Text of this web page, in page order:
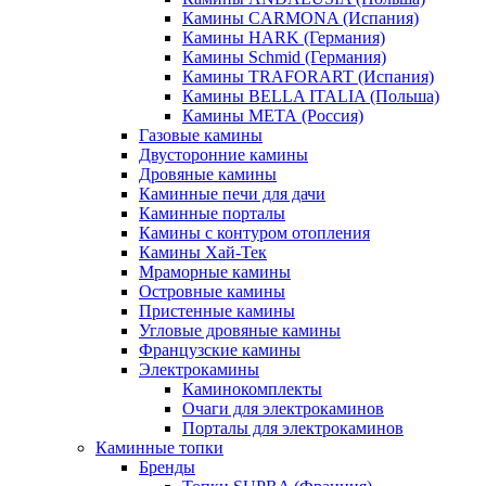
Камины CARMONA (Испания)
Камины HARK (Германия)
Камины Schmid (Германия)
Камины TRAFORART (Испания)
Камины BELLA ITALIA (Польша)
Камины МЕТА (Россия)
Газовые камины
Двусторонние камины
Дровяные камины
Каминные печи для дачи
Каминные порталы
Камины с контуром отопления
Камины Хай-Тек
Мраморные камины
Островные камины
Пристенные камины
Угловые дровяные камины
Французские камины
Электрокамины
Каминокомплекты
Очаги для электрокаминов
Порталы для электрокаминов
Каминные топки
Бренды